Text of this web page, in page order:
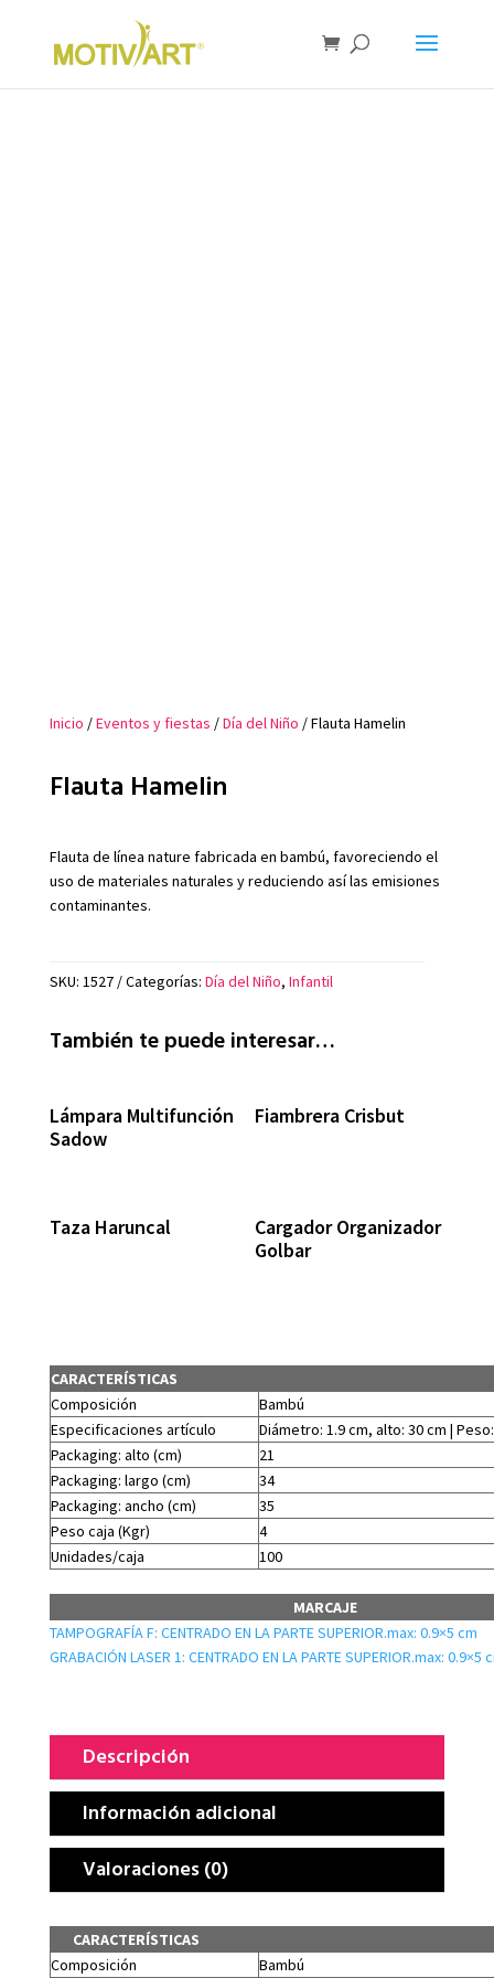
Inicio /Eventos y fiestas /Día del Niño / Flauta Hamelin
Flauta Hamelin
Flauta de línea nature fabricada en bambú, favoreciendo el
uso de materiales naturales y reduciendo así las emisiones
contaminantes.
SKU: 1527 Categorías: Día del Niño, Infantil
También te puede interesar…
Lámpara Multifunción
Sadow
Fiambrera Crisbut
Taza Haruncal
Cargador Organizador
Golbar
CARACTERÍSTICAS
Composición
Bambú
Especificaciones artículo
Diámetro: 1.9 cm, alto: 30 cm |
Packaging: alto (cm)
21
Packaging: largo (cm)
34
Packaging: ancho (cm)
35
Peso caja (Kgr)
4
Unidades/caja
100
MARCAJE
TAMPOGRAFÍA F: CENTRADO EN LA PARTE SUPERIOR.max: 0.9×5 cm
GRABACIÓN LASER 1: CENTRADO EN LA PARTE SUPERIOR.max: 0.9×5
Descripción
Información adicional
Valoraciones (0)
CARACTERÍSTICAS
Composición
Bambú